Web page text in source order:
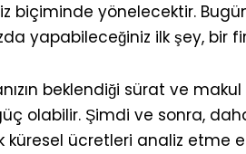
biçiminde yönelecektir.
yapabileceğiniz ilk şey,
beklendiği sürat ve
olabilir. Şimdi ve sonra,
küresel ücretleri analiz